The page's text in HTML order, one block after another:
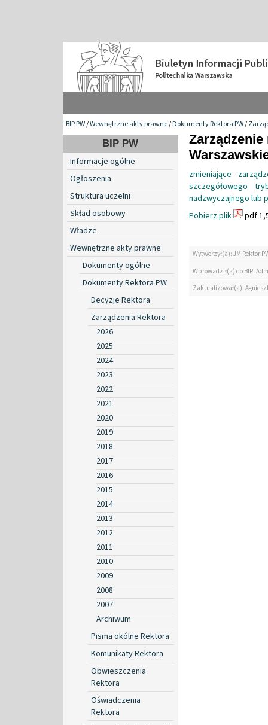
BIP PW/Wewnętrzne akty prawne/Dokumenty Rektora PW/
BIP PW
Informacje ogólne
Ogłoszenia
Struktura uczelni
Skład osobowy
Władze
Wewnętrzne akty prawne
Dokumenty ogólne
Dokumenty Rektora PW
Decyzje Rektora
Zarządzenia Rektora
2026
2025
2024
2023
2022
2021
2020
2019
2018
2017
2016
2015
2014
2013
2012
2011
2010
2009
2008
2007
Archiwum
Pisma okólne Rektora
Komunikaty Rektora
Obwieszczenia
Rektora
Oświadczenia
Rektora
zmieniające
szczegółowego
nadzwyczajnego lub
Pobierz plik
pdf
Wytworzył(a): JM Rektor
Wprowadził(a) do BIP:
Zaktualizował(a):